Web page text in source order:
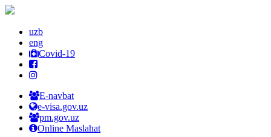
uzb
eng
Covid-19
E-navbat
e-visa.gov.uz
pm.gov.uz
Online Maslahat